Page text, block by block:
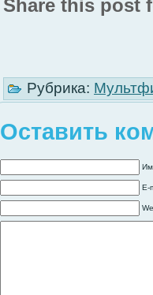
Share this post
Рубрика:
Оставить
E-